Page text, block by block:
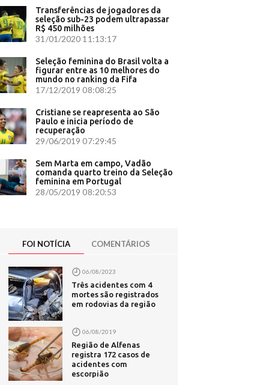
-
Brasil
caso
ter
volte
litros de
Brasil
ao
com
Transferências de jogadores da
seleção sub-23 podem ultrapassar
R$ 450 milhões
31/01/2020 11:13:17
Seleção feminina do Brasil volta a
figurar entre as 10 melhores do
mundo no ranking da Fifa
17/12/2019 08:08:25
Cristiane se reapresenta ao São
Paulo e inicia período de
recuperação
29/06/2019 07:29:45
Sem Marta em campo, Vadão
comanda quarto treino da Seleção
feminina em Portugal
28/05/2019 08:20:53
FOI NOTÍCIA COMENTÁRIOS
06/08/2023
Três acidentes com 4
mortes são registrados
em rodovias da região
06/08/2019
Região de Alfenas
registra 172 casos de
acidentes com
escorpião